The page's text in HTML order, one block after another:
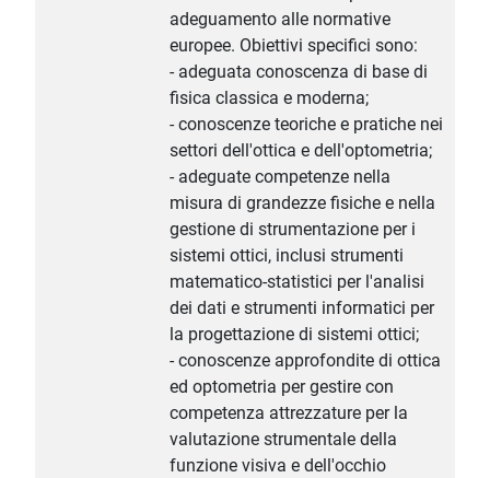
adeguamento alle normative
europee. Obiettivi specifici sono:
- adeguata conoscenza di base di
fisica classica e moderna;
- conoscenze teoriche e pratiche nei
settori dell'ottica e dell'optometria;
- adeguate competenze nella
misura di grandezze fisiche e nella
gestione di strumentazione per i
sistemi ottici, inclusi strumenti
matematico-statistici per l'analisi
dei dati e strumenti informatici per
la progettazione di sistemi ottici;
- conoscenze approfondite di ottica
ed optometria per gestire con
competenza attrezzature per la
valutazione strumentale della
funzione visiva e dell'occhio